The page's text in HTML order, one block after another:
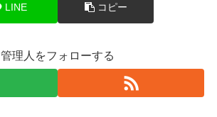
LINE コピー
管理人をフォローする